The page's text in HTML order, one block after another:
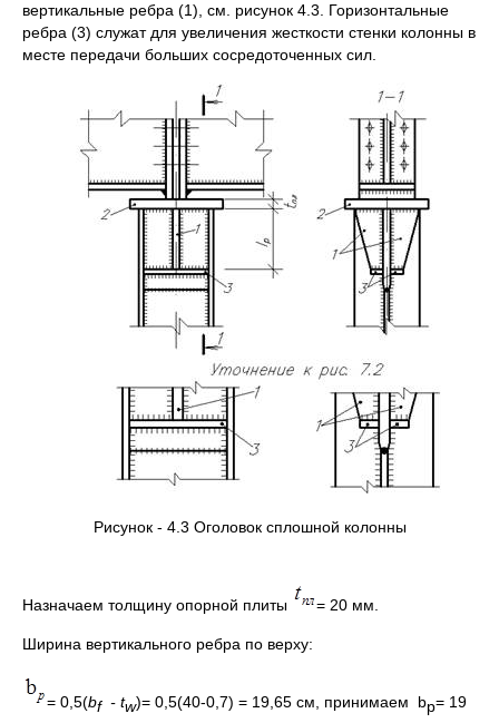
вертикальные ребра (1), см. рисунок 4.3. Горизонтальные
ребра (3) служат для увеличения жесткости стенки колонны в
месте передачи больших сосредоточенных сил.
Рисунок - 4.3 Оголовок сплошной колонны
Назначаем толщину опорной плиты = 20 мм.
Ширина вертикального ребра по верху:
= 0,5(bf - tw)= 0,5(40-0,7) = 19,65 см, принимаем bр= 19